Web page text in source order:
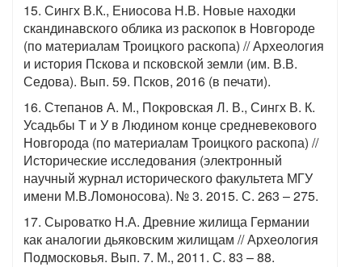
15. Сингх В.К., Ениосова Н.В. Новые находки
скандинавского облика из раскопок в Новгороде
(по материалам Троицкого раскопа) // Археология
и история Пскова и псковской земли (им. В.В.
Седова). Вып. 59. Псков, 2016 (в печати).
16. Степанов А. М., Покровская Л. В., Сингх В. К.
Усадьбы Т и У в Людином конце средневекового
Новгорода (по материалам Троицкого раскопа) //
Исторические исследования (электронный
научный журнал исторического факультета МГУ
имени М.В.Ломоносова). № 3. 2015. С. 263 – 275.
17. Сыроватко Н.А. Древние жилища Германии
как аналогии дьяковским жилищам // Археология
Подмосковья. Вып. 7. М., 2011. С. 83 – 88.